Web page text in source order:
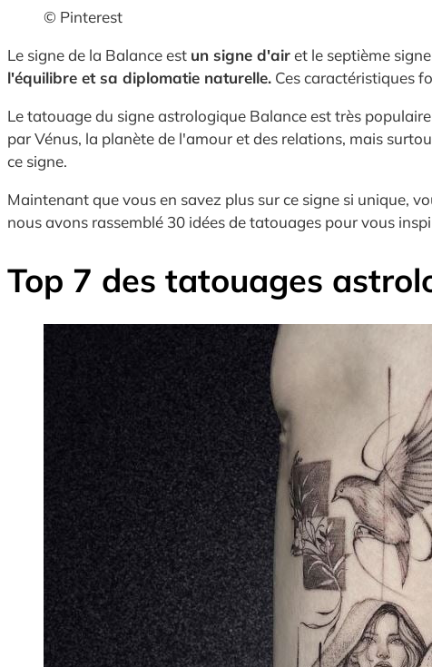
© Pinterest
Le signe de la Balance est un signe d'airet le septième
l'équilibre et sa diplomatie naturelle. Ces caractéristiques
Le tatouage du signe astrologique Balance est très
par Vénus, la planète de l'amour et des relations, mais
ce signe.
Maintenant que vous en savez plus sur ce signe si unique,
nous avons rassemblé 30 idées de tatouages pour vous
Top 7 des tatouages